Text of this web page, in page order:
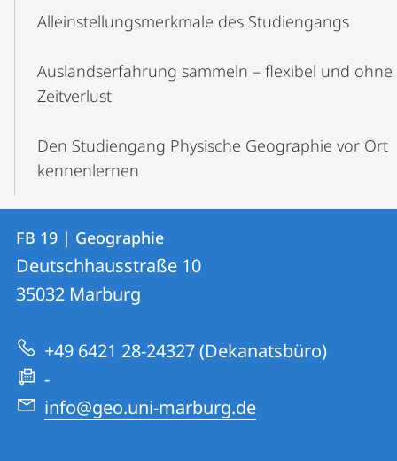
Alleinstellungsmerkmale des Studiengangs
Auslandserfahrung sammeln – flexibel und ohne
Zeitverlust
Den Studiengang Physische Geographie vor Ort
kennenlernen
Kontakt
und
Informationen
zur
Website
Kontaktinformationen
FB
19
|
Geographie
FB 19 | Geographie
Deutschhausstraße 10
35032 Marburg
+49 6421 28-24327 (Dekanatsbüro)
-
info@geo.uni-marburg.de